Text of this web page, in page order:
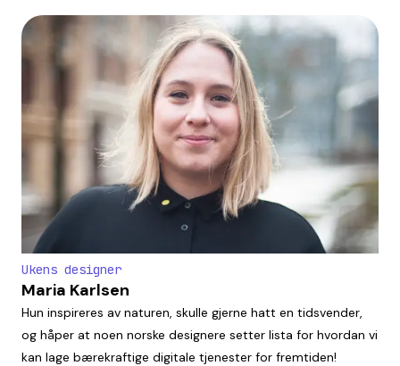
Ukens designer
Maria Karlsen
Hun inspireres av naturen, skulle gjerne hatt en tidsvender,
og håper at noen norske designere setter lista for hvordan vi
kan lage bærekraftige digitale tjenester for fremtiden!